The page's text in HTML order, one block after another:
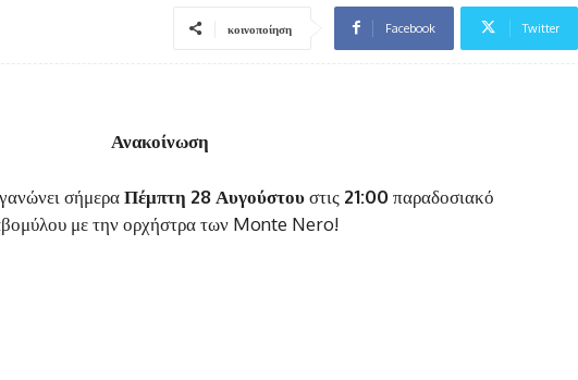
κοινοποίηση Facebook Twitter
Ανακοίνωση
σήμεραΠέμπτη 28 Αυγούστουστις 21:00παραδοσιακό
με την ορχήστρα των Monte Nero!